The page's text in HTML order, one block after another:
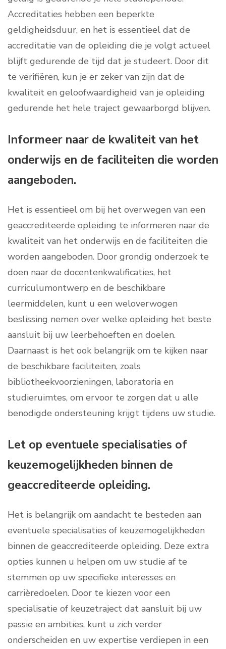
Accreditaties hebben een beperkte
geldigheidsduur, en het is essentieel dat de
accreditatie van de opleiding die je volgt actueel
blijft gedurende de tijd dat je studeert. Door dit
te verifiëren, kun je er zeker van zijn dat de
kwaliteit en geloofwaardigheid van je opleiding
gedurende het hele traject gewaarborgd blijven.
Informeer naar de kwaliteit van het
onderwijs en de faciliteiten die worden
aangeboden.
Het is essentieel om bij het overwegen van een
geaccrediteerde opleiding te informeren naar de
kwaliteit van het onderwijs en de faciliteiten die
worden aangeboden. Door grondig onderzoek te
doen naar de docentenkwalificaties, het
curriculumontwerp en de beschikbare
leermiddelen, kunt u een weloverwogen
beslissing nemen over welke opleiding het beste
aansluit bij uw leerbehoeften en doelen.
Daarnaast is het ook belangrijk om te kijken naar
de beschikbare faciliteiten, zoals
bibliotheekvoorzieningen, laboratoria en
studieruimtes, om ervoor te zorgen dat u alle
benodigde ondersteuning krijgt tijdens uw studie.
Let op eventuele specialisaties of
keuzemogelijkheden binnen de
geaccrediteerde opleiding.
Het is belangrijk om aandacht te besteden aan
eventuele specialisaties of keuzemogelijkheden
binnen de geaccrediteerde opleiding. Deze extra
opties kunnen u helpen om uw studie af te
stemmen op uw specifieke interesses en
carrièredoelen. Door te kiezen voor een
specialisatie of keuzetraject dat aansluit bij uw
passie en ambities, kunt u zich verder
onderscheiden en uw expertise verdiepen in een